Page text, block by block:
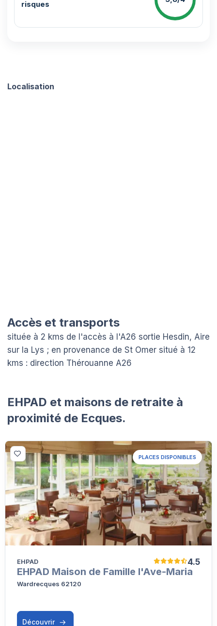
risques
Localisation
Accès et transports
située à 2 kms de l'accès à l'A26 sortie Hesdin, Aire
sur la Lys ; en provenance de St Omer situé à 12
kms : direction Thérouanne A26
EHPAD et maisons de retraite à
proximité de Ecques.
PLACES DISPONIBLES
4.5
EHPAD
EHPAD Maison de Famille l'Ave-Maria
Wardrecques 62120
Découvrir